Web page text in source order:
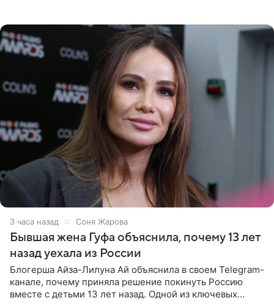
3 часа назад Соня Жарова
Бывшая жена Гуфа объяснила, почему 13 лет
назад уехала из России
Блогерша Айза-Лилуна Ай объяснила в своем Telegram-
канале, почему приняла решение покинуть Россию
вместе с детьми 13 лет назад. Одной из ключевых